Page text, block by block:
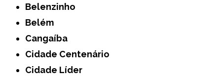
Belenzinho
Belém
Cangaíba
Cidade Centenário
Cidade Líder